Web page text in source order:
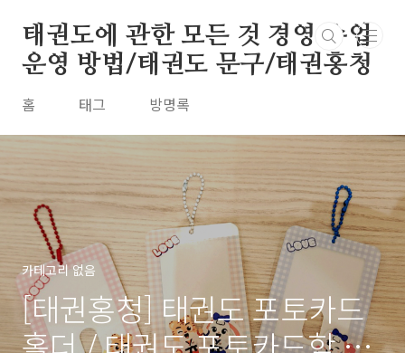
태권도에 관한 모든 것 경영 수업
운영 방법/태권도 문구/태권홍청
홈 태그 방명록
카테고리 없음
[태권홍청] 태권도 포토카드